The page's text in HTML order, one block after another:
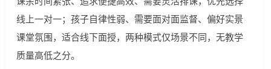
线上一对一；孩子自律性弱、需要面对面监督、偏好实景
课堂氛围，适合线下面授，两种模式仅场景不同，无教学
质量高低之分。